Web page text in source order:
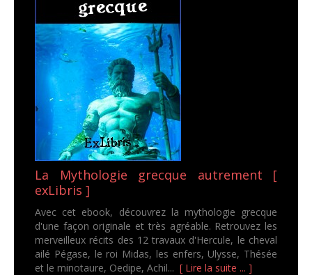
La Mythologie grecque autrement [
exLibris ]
Avec cet ebook, découvrez la mythologie grecque
d'une façon originale et très agréable. Retrouvez les
merveilleux récits des 12 travaux d'Hercule, le cheval
ailé Pégase, le roi Midas, les enfers, Ulysse, Thésée
et le minotaure, Oedipe, Achil... [ Lire la suite ... ]